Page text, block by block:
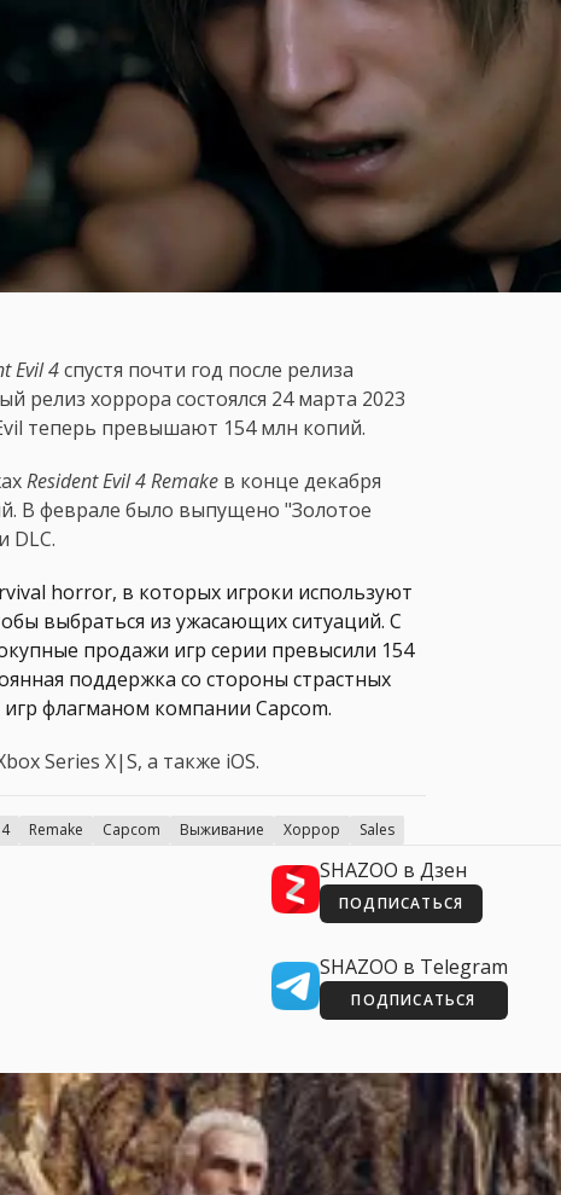
Evil 4спустя почти год после релиза
релиз хоррора состоялся 24 марта 2023
теперь превышают 154 млн копий.
Resident Evil 4 Remake в конце декабря
В феврале было выпущено "Золотое
DLC.
horror, в которых игроки используют
выбраться из ужасающих ситуаций. С
продажи игр серии превысили 154
поддержка со стороны страстных
флагманом компании Capcom.
Series X|S, а также iOS.
Remake Capcom Выживание Хоррор Sales
SHAZOO в Дзен
ПОДПИСАТЬСЯ
SHAZOO в Telegram
ПОДПИСАТЬСЯ